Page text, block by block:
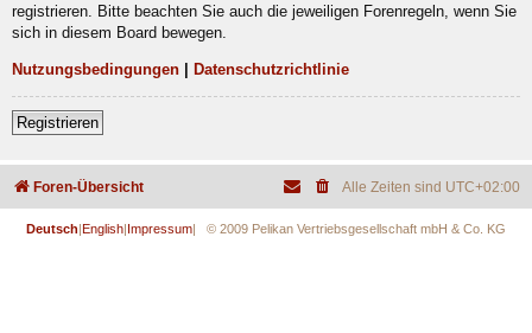
registrieren. Bitte beachten Sie auch die jeweiligen Forenregeln, wenn Sie
sich in diesem Board bewegen.
Nutzungsbedingungen Datenschutzrichtlinie
Registrieren
Foren-Übersicht Alle Zeiten sind UTC+02:00
Deutsch English Impressum | © 2009 Pelikan Vertriebsgesellschaft mbH & Co. KG